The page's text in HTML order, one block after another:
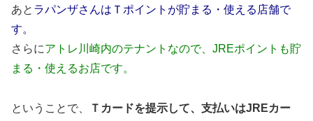
あと ラパンザさんはＴポイントが貯まる・使える店舗で
す。
さらにアトレ川崎内のテナントなので、JREポイントも貯
まる・使えるお店です。
ということで、
Ｔカードを提示して、支払いはJREカー